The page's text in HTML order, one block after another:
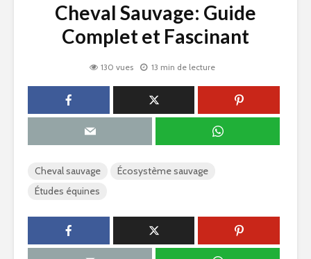
Cheval Sauvage: Guide
Complet et Fascinant
130 vues 13 min de lecture
Cheval sauvage
Écosystème sauvage
Études équines